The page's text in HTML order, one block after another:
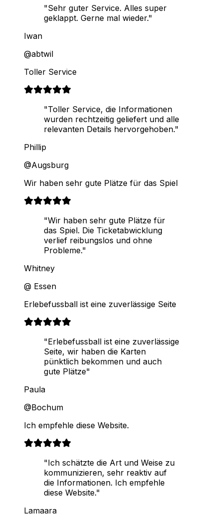
"Sehr guter Service. Alles super
geklappt. Gerne mal wieder."
Iwan
@abtwil
Toller Service
"Toller Service, die Informationen
wurden rechtzeitig geliefert und alle
relevanten Details hervorgehoben."
Phillip
@Augsburg
Wir haben sehr gute Plätze für das Spiel
"Wir haben sehr gute Plätze für
das Spiel. Die Ticketabwicklung
verlief reibungslos und ohne
Probleme."
Whitney
@ Essen
Erlebefussball ist eine zuverlässige Seite
"Erlebefussball ist eine zuverlässige
Seite, wir haben die Karten
pünktlich bekommen und auch
gute Plätze"
Paula
@Bochum
Ich empfehle diese Website.
"Ich schätzte die Art und Weise zu
kommunizieren, sehr reaktiv auf
die Informationen. Ich empfehle
diese Website."
Lamaara